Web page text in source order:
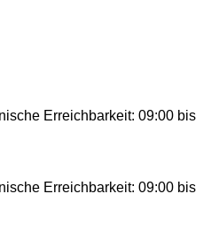
Erreichbarkeit: 09:00 bis
Erreichbarkeit: 09:00 bis